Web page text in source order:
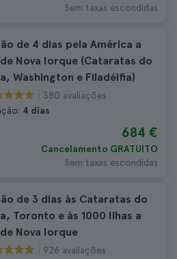
Sem taxas escondidas
de 4 dias pela América a
Nova Iorque (Cataratas do
Washington e Filadélfia)
380 avaliações
4 dias
684 €
Cancelamento GRATUITO
Sem taxas escondidas
de 3 dias às Cataratas do
Toronto e às 1000 Ilhas a
Nova Iorque
926 avaliações